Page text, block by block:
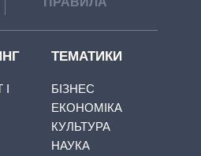
ТЕМАТИКИ
БІЗНЕС
ЕКОНОМІКА
КУЛЬТУРА
НАУКА